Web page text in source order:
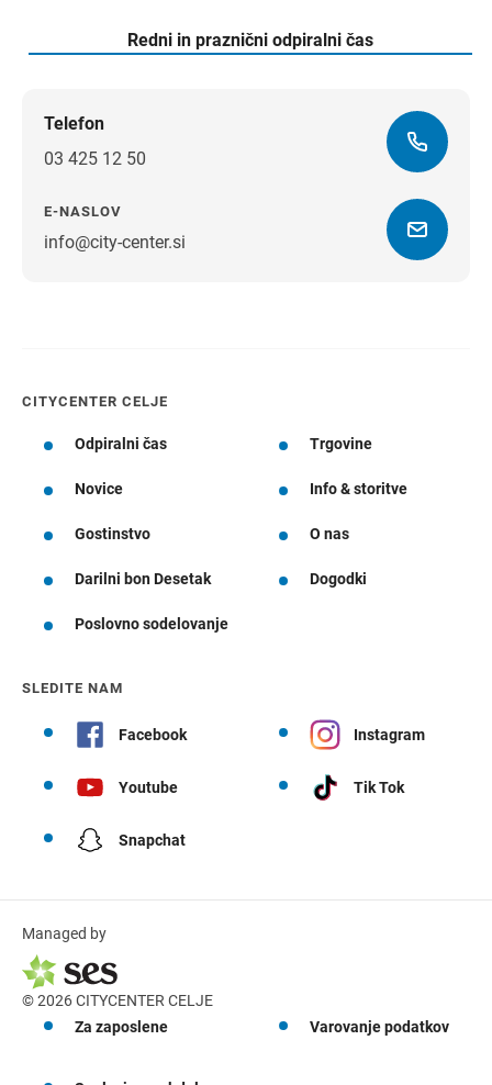
Redni in praznični odpiralni čas
Telefon
03 425 12 50
E-NASLOV
info@city-center.si
CITYCENTER CELJE
Odpiralni čas Trgovine
Novice Info & storitve
Gostinstvo O nas
Darilni bon Desetak Dogodki
Poslovno sodelovanje
SLEDITE NAM
Facebook Instagram
Youtube Tik Tok
Snapchat
Managed by
© 2026 CITYCENTER CELJE
Za zaposlene
Varovanje podatkov